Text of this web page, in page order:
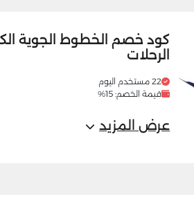
الرحلات
22 مستخدم اليوم
قيمة الخصم: 15%
عرض المزيد